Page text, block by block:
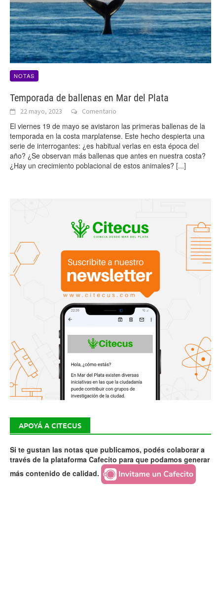
NOTAS
Temporada de ballenas en Mar del Plata
22 mayo, 2023 Comentario
El viernes 19 de mayo se avistaron las primeras ballenas de la
temporada en la costa marplatense. Este hecho despierta una
serie de interrogantes: ¿es habitual verlas en esta época del
año? ¿Se observan más ballenas que antes en nuestra costa?
¿Hay un crecimiento poblacional de estos animales? [...]
APOYÁ A CITECUS
Si te gustan las notas que publicamos, podés colaborar a
través de la plataforma Cafecito para que podamos generar
más contenido de calidad.